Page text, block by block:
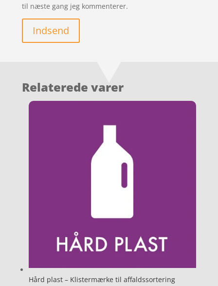
til næste gang jeg kommenterer.
Indsend
Relaterede varer
Hård plast – Klistermærke til affaldssortering